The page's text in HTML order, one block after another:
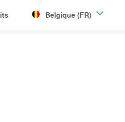
Belgique (FR)